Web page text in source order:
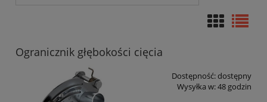
Ogranicznik głębokości cięcia
Dostępność:dostępny
Wysyłka w:48 godzin